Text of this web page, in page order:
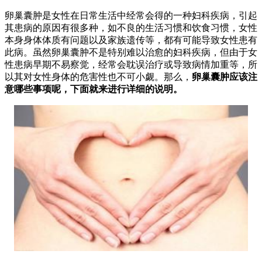
卵巢囊肿是女性在日常生活中经常会得的一种妇科疾病，引起
其患病的原因有很多种，如不良的生活习惯和饮食习惯，女性
本身身体体质有问题以及家族遗传等，都有可能导致女性患有
此病。虽然卵巢囊肿不是特别难以治愈的妇科疾病，但由于女
性患病早期不易察觉，经常会耽误治疗或导致病情加重等，所
以其对女性身体的危害性也不可小觑。那么， 卵巢囊肿应该注
意哪些事项呢，下面就来进行详细的说明。